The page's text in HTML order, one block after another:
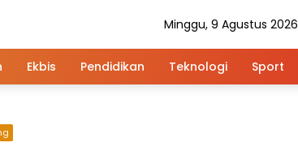
Minggu, 9 Agustus 2026
Ekbis Pendidikan Teknologi Sport